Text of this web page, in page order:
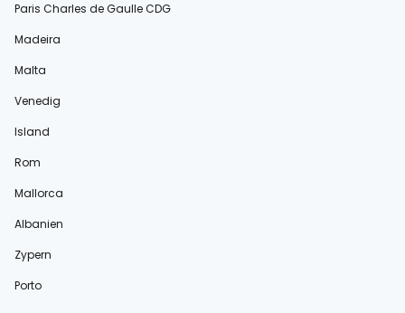
Paris Charles de Gaulle CDG
Madeira
Malta
Venedig
Island
Rom
Mallorca
Albanien
Zypern
Porto